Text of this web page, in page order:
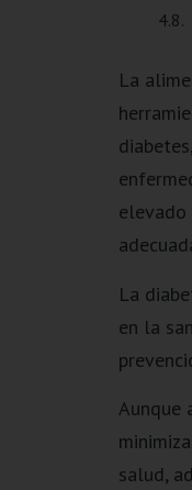
La
elevado
La
en la
Aunque
salud,